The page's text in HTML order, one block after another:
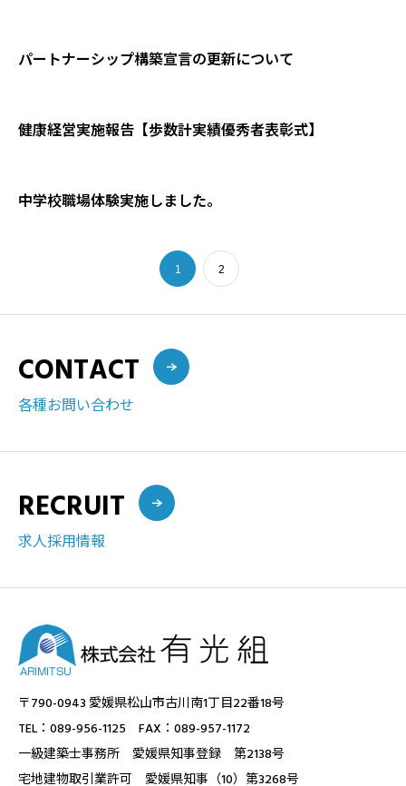
パートナーシップ構築宣言の更新について
健康経営実施報告【歩数計実績優秀者表彰式】
中学校職場体験実施しました。
1 2
CONTACT
各種お問い合わせ
RECRUIT
求人採用情報
〒790-0943 愛媛県松山市古川南1丁目22番18号
TEL：089-956-1125 FAX：089-957-1172
一級建築士事務所 愛媛県知事登録 第2138号
宅地建物取引業許可 愛媛県知事（10）第3268号